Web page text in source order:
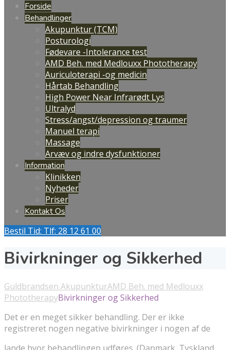
Forside
Behandlinger
Akupunktur (TCM)
Posturologi
Fødevare -Intolerance test
AMD Beh. med Medlouxx Phototherapy
Auriculoterapi -og medicin
Hårtab Behandling
High Power Near Infrarødt Lys
Ultralyd
Stress/angst/depression og traumer
Manuel terapi
Massage
Arvæv og indre dysfunktioner
Information
Klinikken
Nyheder
Priser
Kontakt Os
Bestil Tid: Tlf: 28 12 61 00
Bivirkninger og Sikkerhed
Guldbrandsen AkupunkturAMD Beh. med Medlouxx
PhototherapyBivirkninger og Sikkerhed
Det er en meget sikker behandling. Der er ikke
registreret nogen negative bivirkninger i nogen af de